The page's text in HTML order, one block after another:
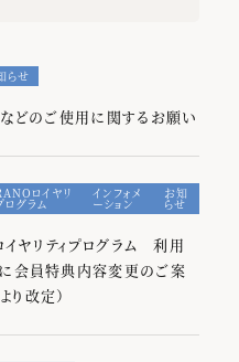
ム
らせ
どのご使用に関するお願い
ロイヤリ
ログラム
インフォメ
ーション
お知
らせ
イヤリティプログラム 利用
会員特典内容変更のご案
り改定）